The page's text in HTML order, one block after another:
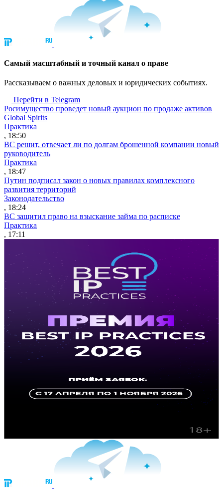
Cамый масштабный и точный канал о праве
Рассказываем о важных деловых и юридических событиях.
Перейти в Telegram
Росимущество проведет новый аукцион по продаже активов
Global Spirits
Практика
, 18:50
ВС решит, отвечает ли по долгам брошенной компании новый
руководитель
Практика
, 18:47
Путин подписал закон о новых правилах комплексного
развития территорий
Законодательство
, 18:24
ВС защитил право на взыскание займа по расписке
Практика
, 17:11